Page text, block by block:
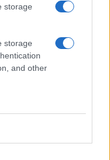
storage
storage
and other